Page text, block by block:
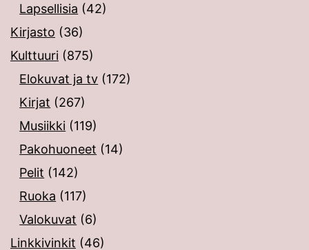
Lapsellisia (42)
Kirjasto (36)
Kulttuuri (875)
Elokuvat ja tv (172)
Kirjat (267)
Musiikki (119)
Pakohuoneet (14)
Pelit (142)
Ruoka (117)
Valokuvat (6)
Linkkivinkit (46)